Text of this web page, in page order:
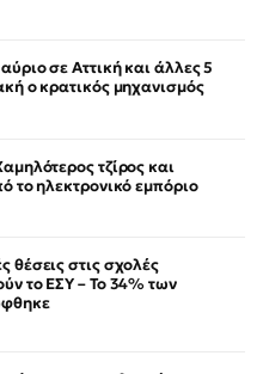
σε Αττική και άλλες 5
ο κρατικός μηχανισμός
τζίρος και
το ηλεκτρονικό εμπόριο
στις σχολές
το ΕΣΥ – Το 34% των